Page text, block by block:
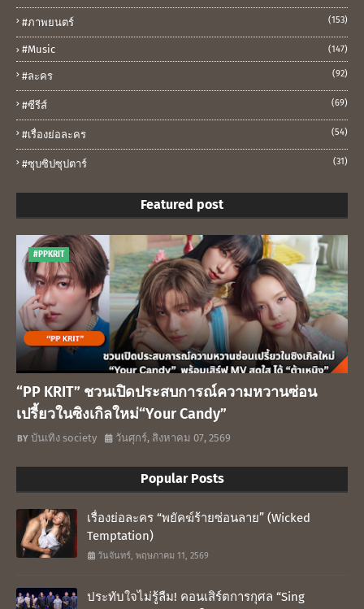
#ภาพยนตร์ (153)
#music (147)
#ละคร (92)
#ซีรีส์ (69)
#เรื่องย่อละคร (54)
#ซุบซิปซุปตาร์ (31)
Featured post
#PPKRIT
“PP KRIT” ชวนเปิดประสบการณ์ความหวานซ่อน
เปรี้ยวในซิงเกิลใหม่“Your Candy”
บันเทิง society วันศุกร์, สิงหาคม 07, 2569
Popular Posts
เรื่องย่อละคร “พยัคฆ์ร้ายซ่อนลาย” (Wicked
Temptation)
วันจันทร์, พฤษภาคม 11, 2569
ประทับใจไม่รู้ลืม! คอนเสิร์ตการกุศล “Sing